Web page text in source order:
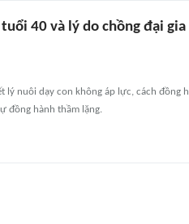
40 và lý do chồng đại
lý nuôi dạy con không áp lực, cách đồng
đồng hành thầm lặng.